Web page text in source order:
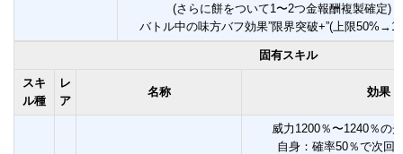
(さらに餅をついて1〜2つ金報酬複製確定)
バトル中の味方バフ効果”限界突破+”(上限
固有スキル
スキ
ル種
レ
ア
名称 効果
威力1200％〜1240％の
自身：確率50％で次回